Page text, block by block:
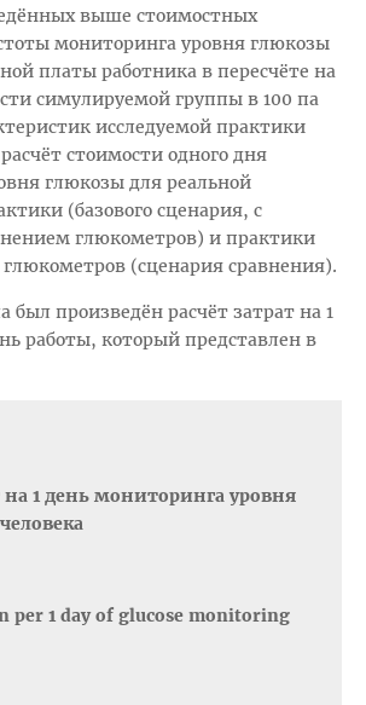
выше стоимостных
мониторинга уровня глюкозы
платы работника в пересчёте на
симулируемой группы в 100 па
исследуемой практики
стоимости одного дня
глюкозы для реальной
(базового сценария, с
глюкометров) и практики
(сценария сравнения).
был произведён расчёт затрат на 1
работы, который представлен в
на 1 день мониторинга уровня
per 1 day of glucose monitoring